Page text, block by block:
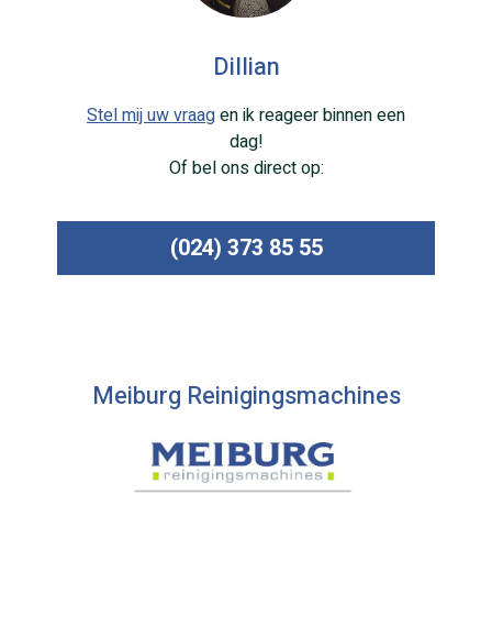
Dillian
Stel mij uw vraagen ik reageer binnen een
dag!
Of bel ons direct op:
(024) 373 85 55
Meiburg Reinigingsmachines